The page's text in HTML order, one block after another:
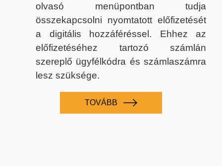
olvasó menüpontban tudja
összekapcsolni nyomtatott előfizetését
a digitális hozzáféréssel. Ehhez az
előfizetéséhez tartozó számlán
szereplő ügyfélkódra és számlaszámra
lesz szüksége.
TOVÁBB